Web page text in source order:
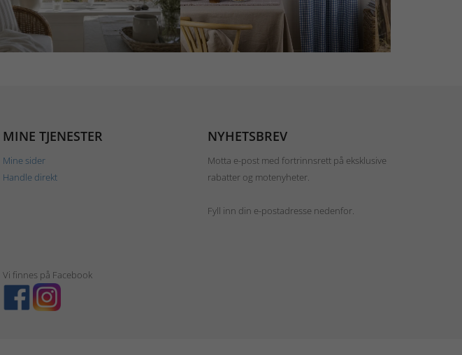
MINE TJENESTER
Mine sider
Handle direkt
NYHETSBREV
Motta e-post med fortrinnsrett på eksklusive
rabatter og motenyheter.
Fyll inn din e-postadresse nedenfor.
Vi finnes på Facebook